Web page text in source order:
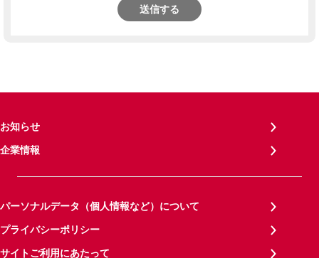
送信する
お知らせ
企業情報
パーソナルデータ（個人情報など）について
プライバシーポリシー
サイトご利用にあたって